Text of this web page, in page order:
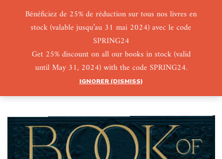
Bénéficiez de 25% de réduction sur tous nos livres en
stock (valable jusqu’au 31 mai 2024) avec le code
SPRING24
Get 25% discount on all our books in stock (valid
until May 31, 2024) with the code SPRING24.
IGNORER (DISMISS)
0 0